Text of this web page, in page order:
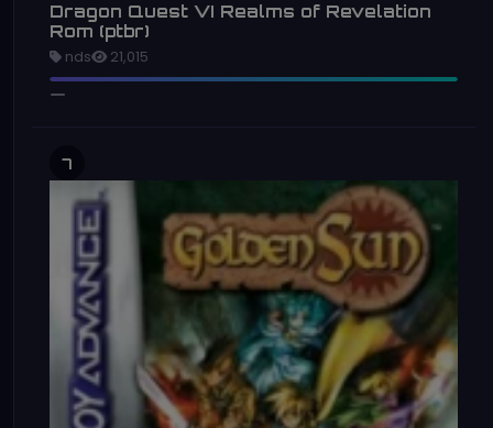
Dragon Quest VI Realms of Revelation
Rom (ptbr)
nds 21,015
7